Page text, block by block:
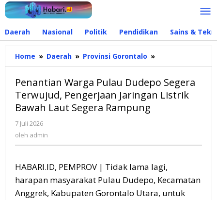
Lewati
ke
Daerah Nasional Politik Pendidikan Sains &
Home » Daerah » Provinsi Gorontalo »
Warga
Dudepo
Segera
Bawah
Segera
Rampung
Penantian Warga Pulau Dudepo Segera
Terwujud, Pengerjaan Jaringan Listrik
Bawah Laut Segera Rampung
7 Juli 2026
oleh admin
HABARI.ID, PEMPROV | Tidak lama lagi,
harapan masyarakat Pulau Dudepo, Kecamatan
Anggrek, Kabupaten Gorontalo Utara, untuk